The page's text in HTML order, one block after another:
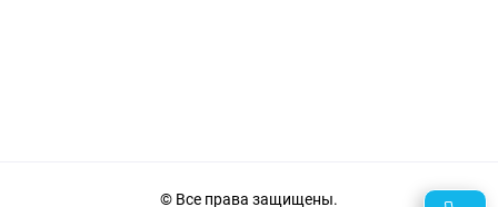
© Все права защищены.